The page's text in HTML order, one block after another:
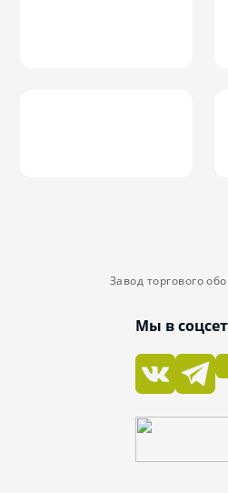
Завод торгового
Мы в